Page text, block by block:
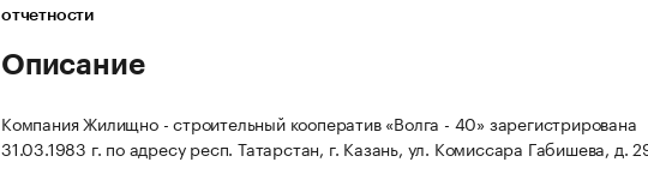
отчетности
Описание
Компания Жилищно - строительный кооператив «Волга - 40» зарегистрирована
31.03.1983 г. по адресу респ. Татарстан, г. Казань, ул. Комиссара Габишева, д.